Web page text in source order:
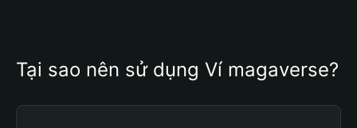
Tại sao nên sử dụng Ví magaverse?